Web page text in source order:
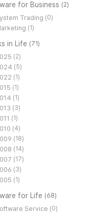
for Business (2)
Trading (0)
(1)
in Life (71)
(2)
(5)
(1)
(1)
(1)
(3)
(1)
(4)
(18)
(14)
(17)
(3)
(1)
for Life (68)
Service (0)